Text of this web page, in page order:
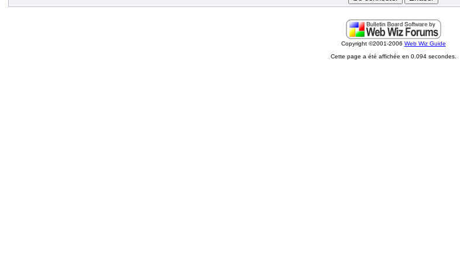
Copyright ©2001-2006 Web Wiz Guide
Cette page a été affichée en 0.094 secondes.